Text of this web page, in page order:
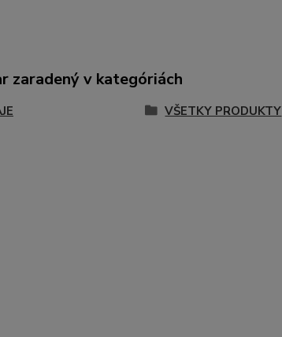
zaradený v kategóriách
VŠETKY PRODUKTY